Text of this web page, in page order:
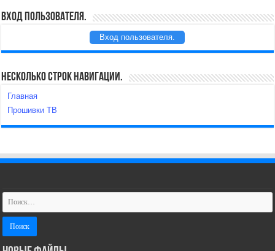
Вход пользователя.
Вход пользователя.
Несколько строк навигации.
Главная
Прошивки ТВ